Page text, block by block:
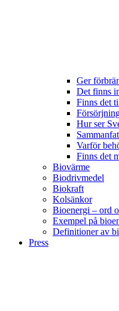
Ger
Det finns
Finns det
Hur ser
Varför
Finns det
Biovärme
Biodrivmedel
Biokraft
Kolsänkor
Bioenergi – ord
Exempel på
Definitioner av
Press